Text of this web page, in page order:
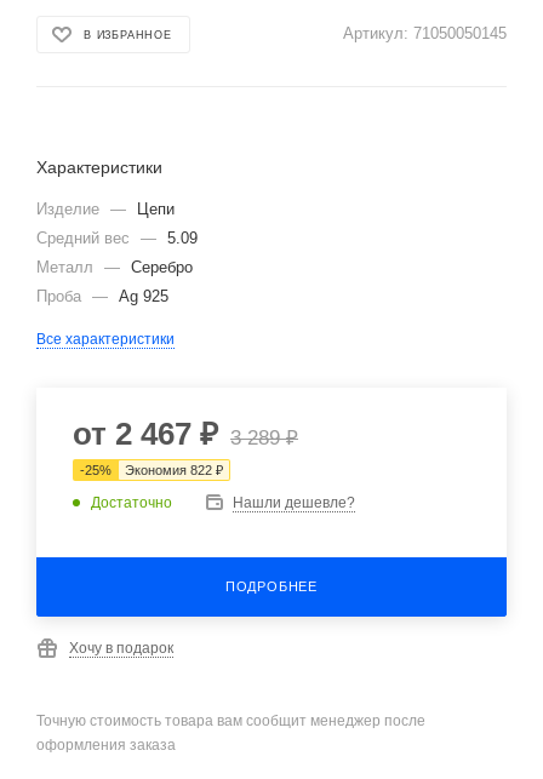
В ИЗБРАННОЕ Артикул: 71050050145
Характеристики
Изделие —
Цепи
Средний вес
— 5.09
Металл
— Серебро
Проба — Ag 925
Все характеристики
от 2 467 ₽ 3 289 ₽
-25% Экономия 822 ₽
Достаточно Нашли дешевле?
ПОДРОБНЕЕ
Хочу в подарок
Точную стоимость товара вам сообщит менеджер после
оформления заказа